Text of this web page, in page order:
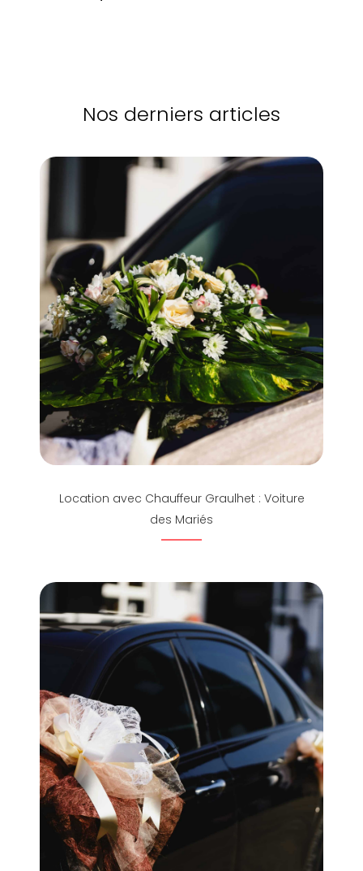
Nos derniers articles
Location avec Chauffeur Graulhet : Voiture
des Mariés